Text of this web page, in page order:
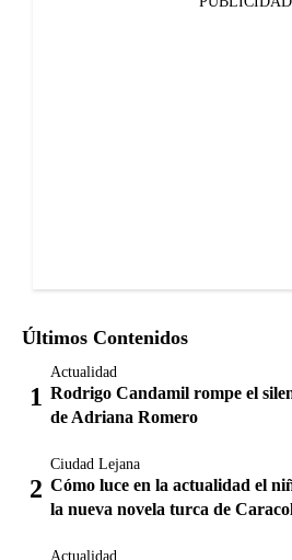
Últimos Contenidos
Actualidad
Rodrigo Candamil rompe el
de Adriana Romero
Ciudad Lejana
Cómo luce en la actualidad el
la nueva novela turca de
Actualidad